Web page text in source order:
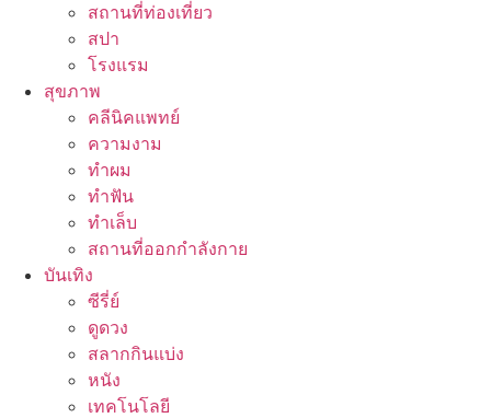
สถานที่ท่องเที่ยว
สปา
โรงแรม
สุขภาพ
คลีนิคแพทย์
ความงาม
ทำผม
ทำฟัน
ทำเล็บ
สถานที่ออกกำลังกาย
บันเทิง
ซีรี่ย์
ดูดวง
สลากกินแบ่ง
หนัง
เทคโนโลยี